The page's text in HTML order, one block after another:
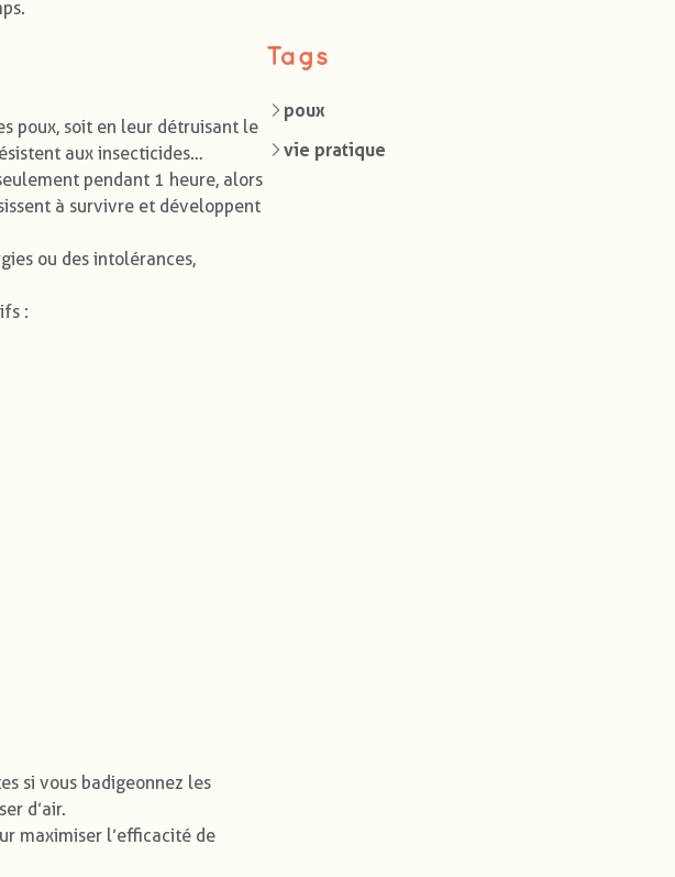
poux, soit en leur détruisant le
aux insecticides…
pendant 1 heure, alors
à survivre et développent
ou des intolérances,
:
si vous badigeonnez les
d’air.
maximiser l’efficacité de
Tags
poux
vie pratique